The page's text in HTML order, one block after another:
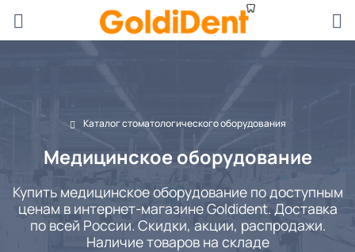
Каталог стоматологического оборудования
Медицинское оборудование
Купить медицинское оборудование по доступным
ценам в интернет-магазине Goldident. Доставка
по всей России. Скидки, акции, распродажи.
Наличие товаров на складе